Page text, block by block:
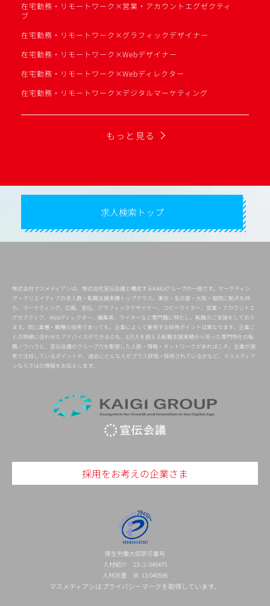
在宅勤務・リモートワーク×営業・アカウントエグゼクティ
ブ
在宅勤務・リモートワーク×グラフィックデザイナー
在宅勤務・リモートワーク×Webデザイナー
在宅勤務・リモートワーク×Webディレクター
在宅勤務・リモートワーク×デジタルマーケティング
もっと見る
求人検索トップ
株式会社マスメディアンは、株式会社宣伝会議と構成するKAIGIグループの一員です。マーケティン
グ・クリエイティブの求人数・転職支援実績トップクラス。東京・名古屋・大阪・福岡に拠点を持
ち、マーケティング、広報、宣伝、グラフィックデザイナー、コピーライター、営業・アカウントエ
グゼクティブ、Webディレクター、編集者、ライターなど専門職に特化し、転職のご支援をしており
ます。同じ業種・職種の採用であっても、企業によって重視する採用ポイントは異なります。企業ご
との特徴に合わせたアドバイスができるのも、6万人を超える転職支援実績から培った専門特化の転
職ノウハウと、宣伝会議のグループ力を駆使した人脈・情報・ネットワークがあればこそ。企業が選
考で注目しているポイントや、過去にどんな人がプラス評価・採用されているかなど、マスメディア
ンならではの情報をお伝えします。
採用をお考えの企業さま
厚生労働大臣許可番号
人材紹介 13-ユ-040475
人材派遣 派 13-040596
マスメディアンはプライバシーマークを取得しています。